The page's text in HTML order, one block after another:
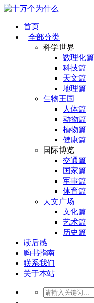
首页
全部分类
科学世界
数理化篇
科技篇
天文篇
地理篇
生物王国
人体篇
动物篇
植物篇
健康篇
国际博览
交通篇
国家篇
军事篇
体育篇
人文广场
文化篇
艺术篇
历史篇
读后感
购书指南
联系我们
关于本站